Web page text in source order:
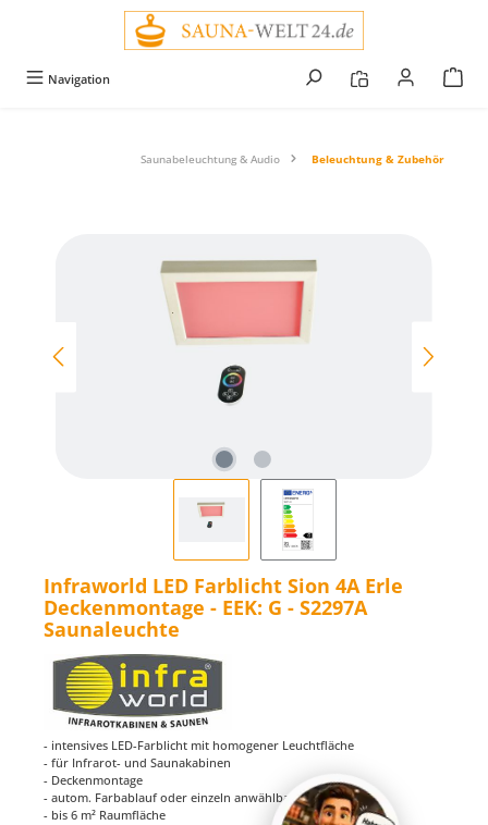
Navigation
Saunabeleuchtung & Audio Beleuchtung & Zubehör
Infraworld LED Farblicht Sion 4A Erle
Deckenmontage - EEK: G - S2297A
Saunaleuchte
- intensives LED-Farblicht mit homogener Leuchtfläche
- für Infrarot- und Saunakabinen
- Deckenmontage
- autom. Farbablauf oder einzeln anwählbar
- bis 6 m² Raumfläche